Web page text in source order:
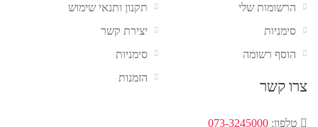
תקנון ותנאי שימוש
יצירת קשר
סימניות
הזמנות
הרשומות שלי
סימניות
הוסף רשומה
צרו קשר
טלפון: 073-3245000